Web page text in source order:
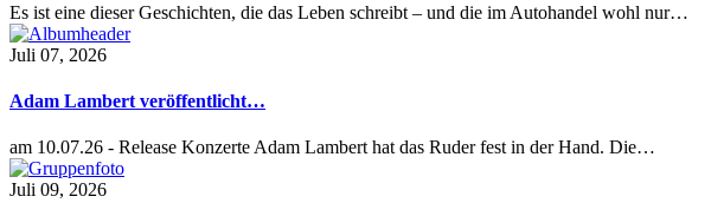
Es ist eine dieser Geschichten, die das Leben schreibt – und die im Autohandel wohl nur…
Juli 07, 2026
Adam Lambert veröffentlicht…
am 10.07.26 - Release Konzerte Adam Lambert hat das Ruder fest in der Hand. Die…
Juli 09, 2026